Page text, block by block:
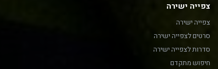
צפייה ישירה
צפייה ישירה
סרטים לצפייה ישירה
סדרות לצפייה ישירה
חיפוש מתקדם